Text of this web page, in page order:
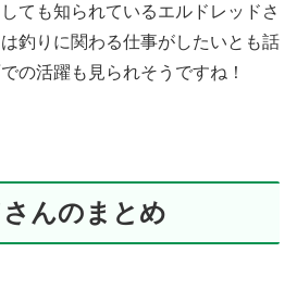
ても知られているエルドレッドさ
釣りに関わる仕事がしたいとも話
の活躍も見られそうですね！
んのまとめ